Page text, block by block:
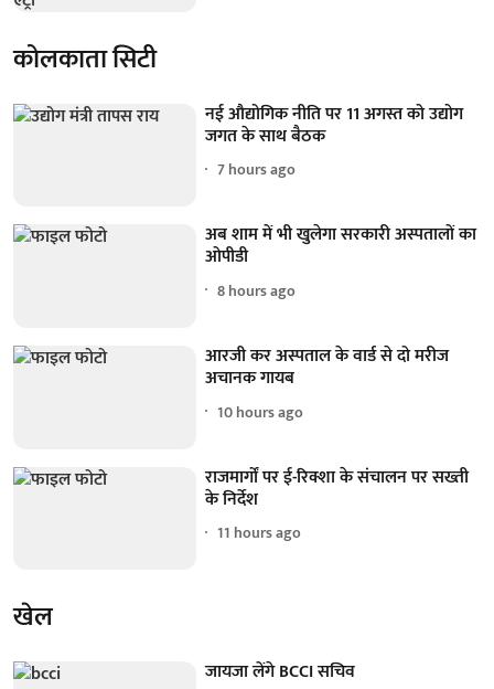
कोलकाता सिटी
नई औद्योगिक नीति पर 11 अगस्त को उद्योग
जगत के साथ बैठक
7 hours ago
अब शाम में भी खुलेगा सरकारी अस्पतालों का
ओपीडी
8 hours ago
आरजी कर अस्पताल के वार्ड से दो मरीज
अचानक गायब
10 hours ago
राजमार्गों पर ई-रिक्शा के संचालन पर सख्ती
के निर्देश
11 hours ago
खेल
जायजा लेंगे BCCI सचिव